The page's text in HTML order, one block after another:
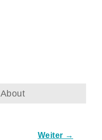
About
Weiter →